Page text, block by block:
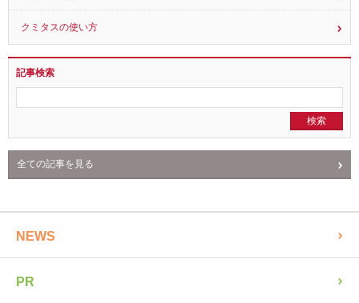
クミタスの使い方
記事検索
全ての記事を見る
NEWS
PR